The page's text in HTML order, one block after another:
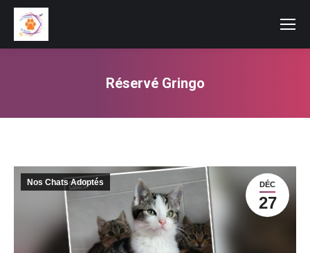
Réservé Gringo
DÉC
27
Nos Chats Adoptés